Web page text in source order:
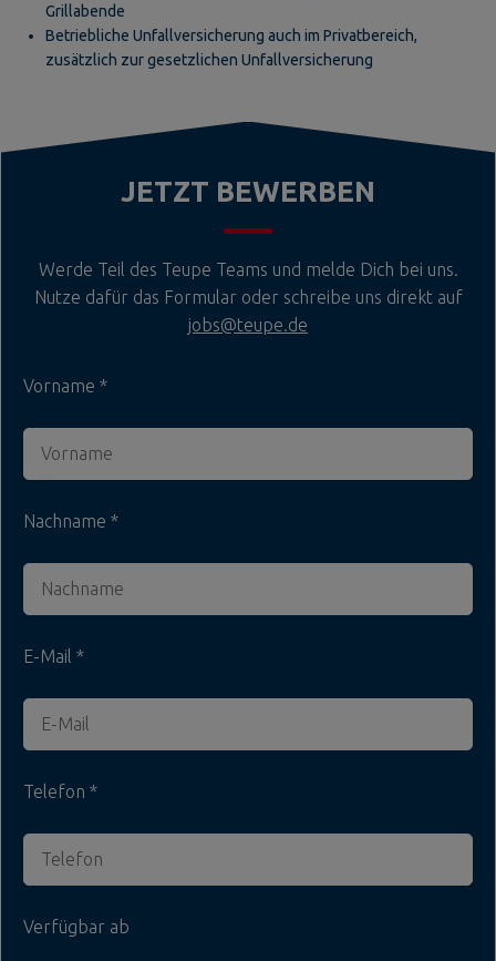
Grillabende
Betriebliche Unfallversicherung auch im Privatbereich,
zusätzlich zur gesetzlichen Unfallversicherung
JETZT BEWERBEN
Werde Teil des Teupe Teams und melde Dich bei uns.
Nutze dafür das Formular oder schreibe uns direkt auf
jobs@teupe.de
Vorname
Nachname
E-Mail
Telefon
Verfügbar ab